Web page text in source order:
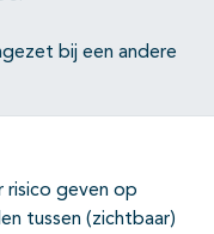
bij een andere
risico geven op
tussen (zichtbaar)